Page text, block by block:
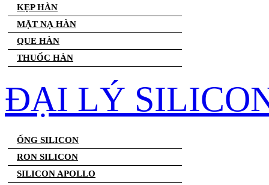
KẸP HÀN
MẶT NẠ HÀN
QUE HÀN
THUỐC HÀN
ĐẠI LÝ
ỐNG SILICON
RON SILICON
SILICON APOLLO